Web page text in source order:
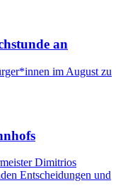
an
im August zu
Dimitrios
Entscheidungen und